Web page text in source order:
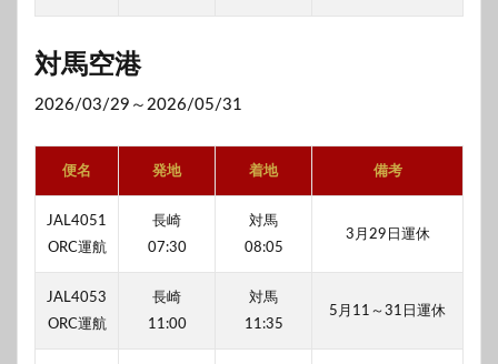
対馬空港
2026/03/29～2026/05/31
便名 発地 着地 備考
JAL4051
ORC運航
長崎
07:30
対馬
08:05
3月29日運休
JAL4053
ORC運航
長崎
11:00
対馬
11:35
5月11～31日運休